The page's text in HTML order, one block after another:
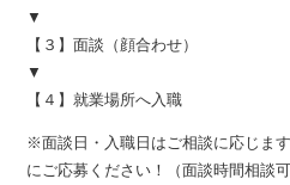
▼
【３】面談（顔合わせ）
▼
【４】就業場所へ入職
※面談日・入職日はご相談に応じま
にご応募ください！（面談時間相談可